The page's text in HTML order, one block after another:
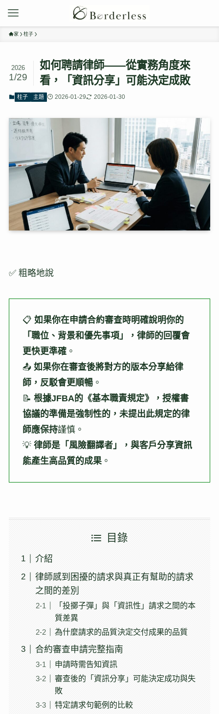
家 柱子
如何聘請律師——從實務角度來
看，「資訊分享」可能決定成敗
2026
1/29
柱子 主題 2026-01-29 2026-01-30
✅ 粗略地說
📋 如果你在申請合約審查時明確說明你的
「職位、背景和優先事項」，律師的回覆會
更快更準確。
📤 如果你在審查後將對方的版本分享給律
師，反駁會更順暢。
📝 根據JFBA的《基本職責規定》，授權書
協議的準備是強制性的，未提出此規定的律
師應保持謹慎。
💡 律師是「風險翻譯者」，與客戶分享資訊
能產生高品質的成果。
目錄
介紹
律師感到困擾的請求與真正有幫助的請求
之間的差別
「投擲子彈」與「資訊性」請求之間的本
質差異
為什麼請求的品質決定交付成果的品質
合約審查申請完整指南
申請時需告知資訊
審查後的「資訊分享」可能決定成功與失
敗
特定請求句範例的比較